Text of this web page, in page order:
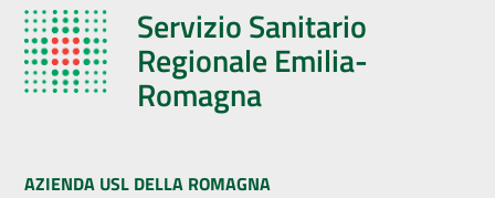
Servizio Sanitario
Regionale Emilia-
Romagna
AZIENDA USL DELLA ROMAGNA